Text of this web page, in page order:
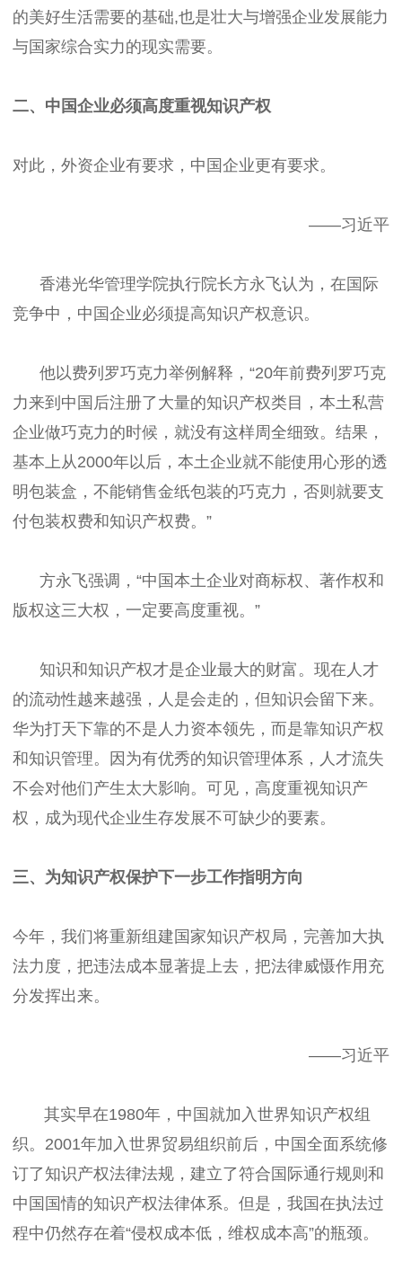
的美好生活需要的基础,也是壮大与增强企业发展能力
与国家综合实力的现实需要。
二、中国企业必须高度重视知识产权
对此，外资企业有要求，中国企业更有要求。
——习近平
香港光华管理学院执行院长方永飞认为，在国际
竞争中，中国企业必须提高知识产权意识。
他以费列罗巧克力举例解释，“20年前费列罗巧克
力来到中国后注册了大量的知识产权类目，本土私营
企业做巧克力的时候，就没有这样周全细致。结果，
基本上从2000年以后，本土企业就不能使用心形的透
明包装盒，不能销售金纸包装的巧克力，否则就要支
付包装权费和知识产权费。”
方永飞强调，“中国本土企业对商标权、著作权和
版权这三大权，一定要高度重视。”
知识和知识产权才是企业最大的财富。现在人才
的流动性越来越强，人是会走的，但知识会留下来。
华为打天下靠的不是人力资本领先，而是靠知识产权
和知识管理。因为有优秀的知识管理体系，人才流失
不会对他们产生太大影响。可见，高度重视知识产
权，成为现代企业生存发展不可缺少的要素。
三、为知识产权保护下一步工作指明方向
今年，我们将重新组建国家知识产权局，完善加大执
法力度，把违法成本显著提上去，把法律威慑作用充
分发挥出来。
——习近平
其实早在1980年，中国就加入世界知识产权组
织。2001年加入世界贸易组织前后，中国全面系统修
订了知识产权法律法规，建立了符合国际通行规则和
中国国情的知识产权法律体系。但是，我国在执法过
程中仍然存在着“侵权成本低，维权成本高”的瓶颈。